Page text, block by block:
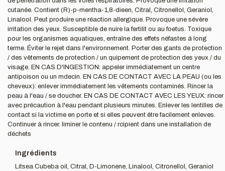
cutanée. Contient (R)-p-mentha-1,8-dieen, Citral, Citronellol, Geraniol,
Linalool. Peut produire une réaction allergique. Provoque une sévère
irritation des yeux. Susceptible de nuire la fertilit ou au foetus. Toxique
pour les organismes aquatiques, entraîne des effets néfastes á long
terme. Éviter le rejet dans l'environnement. Porter des gants de protection
/ des vêtements de protection / un quipement de protection des yeux / du
visage. EN CAS D'INGESTION: appeler immédiatement un centre
antipoison ou un mdecin. EN CAS DE CONTACT AVEC LA PEAU (ou les
cheveux): enlever immédiatement les vêtements contaminés. Rincer la
peau à l'eau / se doucher. EN CAS DE CONTACT AVEC LES YEUX: rincer
avec précaution à l'eau pendant plusieurs minutes. Enlever les lentilles de
contact si la victime en porte et si elles peuvent être facilement enleves.
Continuer à rincer. liminer le contenu / rcipient dans une installation de
déchets
Ingrédients
Litsea Cubeba oil, Citral, D-Limonene, Linalool, Citronellol, Geraniol